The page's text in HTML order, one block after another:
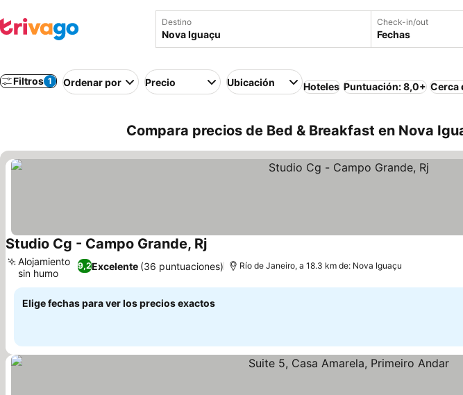
Destino Check-in/out
Fechas
Filtros 1 Ordenar por Precio Ubicación Hoteles Puntuación: 8,0+ Cerca
Compara precios de Bed & Breakfast en Nova
Studio Cg - Campo Grande, Rj
9,2Excelente (36 puntuaciones)
Alojamiento
sin humo
Río de Janeiro, a 18.3 km de: Nova Iguaçu
Elige fechas para ver los precios exactos